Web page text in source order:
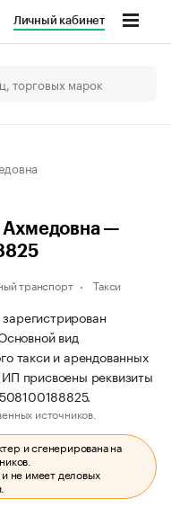
Личный кабинет
Ахмедовна —
транспорт Такси
вид
такси и арендованных
присвоены реквизиты
источников.
и сгенерирована на
не имеет деловых